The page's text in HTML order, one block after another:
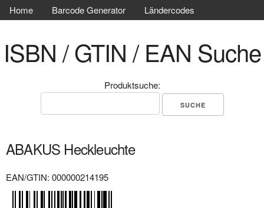
Home Barcode Generator Ländercodes
ISBN / GTIN / EAN Suche
Produktsuche:
ABAKUS Heckleuchte
EAN/GTIN: 000000214195